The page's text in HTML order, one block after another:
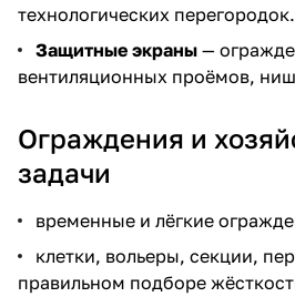
технологических перегородок.
Защитные экраны —
вентиляционных проёмов,
Ограждения и
задачи
временные и лёгкие
клетки, вольеры, секции,
правильном подборе